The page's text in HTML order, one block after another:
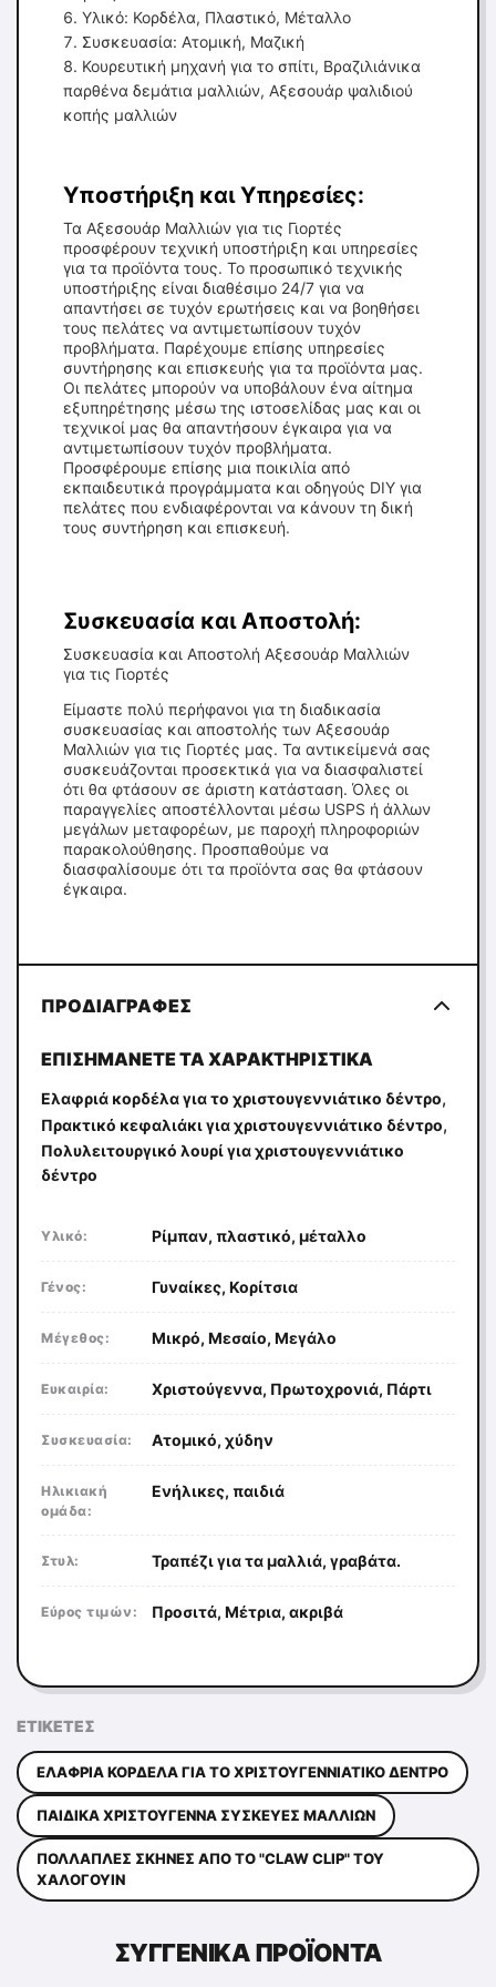
Υλικό: Κορδέλα, Πλαστικό, Μέταλλο
Συσκευασία: Ατομική, Μαζική
Κουρευτική μηχανή για το σπίτι, Βραζιλιάνικα
παρθένα δεμάτια μαλλιών, Αξεσουάρ ψαλιδιού
κοπής μαλλιών
Υποστήριξη και Υπηρεσίες:
Τα Αξεσουάρ Μαλλιών για τις Γιορτές
προσφέρουν τεχνική υποστήριξη και υπηρεσίες
για τα προϊόντα τους. Το προσωπικό τεχνικής
υποστήριξης είναι διαθέσιμο 24/7 για να
απαντήσει σε τυχόν ερωτήσεις και να βοηθήσει
τους πελάτες να αντιμετωπίσουν τυχόν
προβλήματα. Παρέχουμε επίσης υπηρεσίες
συντήρησης και επισκευής για τα προϊόντα μας.
Οι πελάτες μπορούν να υποβάλουν ένα αίτημα
εξυπηρέτησης μέσω της ιστοσελίδας μας και οι
τεχνικοί μας θα απαντήσουν έγκαιρα για να
αντιμετωπίσουν τυχόν προβλήματα.
Προσφέρουμε επίσης μια ποικιλία από
εκπαιδευτικά προγράμματα και οδηγούς DIY για
πελάτες που ενδιαφέρονται να κάνουν τη δική
τους συντήρηση και επισκευή.
Συσκευασία και Αποστολή:
Συσκευασία και Αποστολή Αξεσουάρ Μαλλιών
για τις Γιορτές
Είμαστε πολύ περήφανοι για τη διαδικασία
συσκευασίας και αποστολής των Αξεσουάρ
Μαλλιών για τις Γιορτές μας. Τα αντικείμενά σας
συσκευάζονται προσεκτικά για να διασφαλιστεί
ότι θα φτάσουν σε άριστη κατάσταση. Όλες οι
παραγγελίες αποστέλλονται μέσω USPS ή άλλων
μεγάλων μεταφορέων, με παροχή πληροφοριών
παρακολούθησης. Προσπαθούμε να
διασφαλίσουμε ότι τα προϊόντα σας θα φτάσουν
έγκαιρα.
ΠΡΟΔΙΑΓΡΑΦΈΣ
ΕΠΙΣΗΜΆΝΕΤΕ ΤΑ ΧΑΡΑΚΤΗΡΙΣΤΙΚΆ
Ελαφριά κορδέλα για το χριστουγεννιάτικο δέντρο,
Πρακτικό κεφαλιάκι για χριστουγεννιάτικο δέντρο,
Πολυλειτουργικό λουρί για χριστουγεννιάτικο
δέντρο
Υλικό: Ρίμπαν, πλαστικό, μέταλλο
Γένος: Γυναίκες, Κορίτσια
Μέγεθος: Μικρό, Μεσαίο, Μεγάλο
Ευκαιρία: Χριστούγεννα, Πρωτοχρονιά, Πάρτι
Συσκευασία: Ατομικό, χύδην
Ηλικιακή
ομάδα:
Ενήλικες, παιδιά
Στυλ: Τραπέζι για τα μαλλιά, γραβάτα.
Εύρος τιμών: Προσιτά, Μέτρια, ακριβά
ΕΤΙΚΈΤΕΣ
ΕΛΑΦΡΙΆ ΚΟΡΔΈΛΑ ΓΙΑ ΤΟ ΧΡΙΣΤΟΥΓΕΝΝΙΆΤΙΚΟ ΔΈΝΤΡΟ
ΠΑΙΔΙΚΆ ΧΡΙΣΤΟΎΓΕΝΝΑ ΣΥΣΚΕΥΈΣ ΜΑΛΛΙΏΝ
ΠΟΛΛΑΠΛΈΣ ΣΚΗΝΈΣ ΑΠΌ ΤΟ "CLAW CLIP" ΤΟΥ
ΧΆΛΟΓΟΥΙΝ
ΣΥΓΓΕΝΙΚΆ ΠΡΟΪΌΝΤΑ